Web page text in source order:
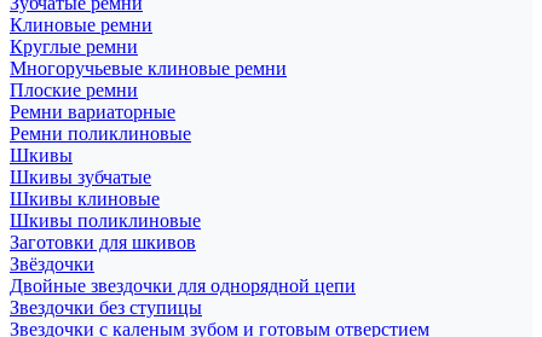
Клиновые ремни
Круглые ремни
Многоручьевые клиновые ремни
Плоские ремни
Ремни вариаторные
Ремни поликлиновые
Шкивы
Шкивы зубчатые
Шкивы клиновые
Шкивы поликлиновые
Заготовки для шкивов
Звёздочки
Двойные звездочки для однорядной цепи
Звездочки без ступицы
Звездочки с каленым зубом и готовым отверстием